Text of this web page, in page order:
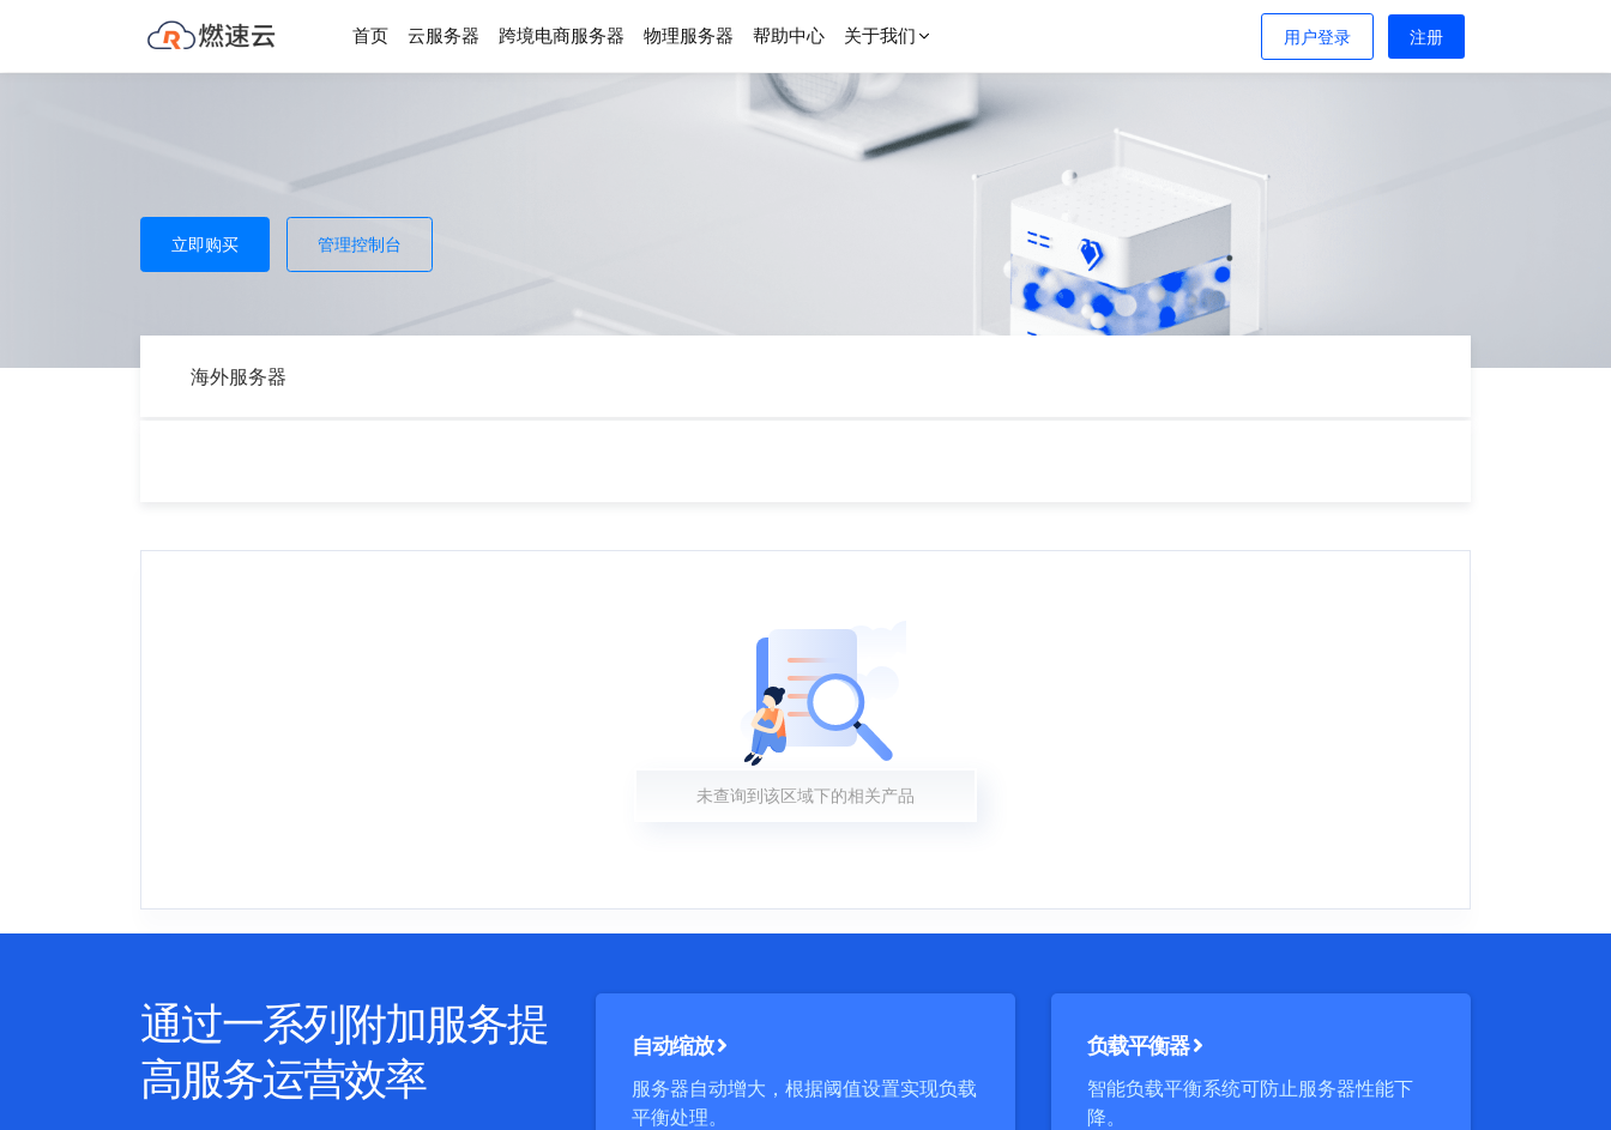
首页 云服务器 跨境电商服务器 物理服务器 帮助中心 关于我们
加盟代理 联系我们
用户登录 注册
立即购买 管理控制台
海外服务器
未查询到该区域下的相关产品
通过一系列附加服务提
高服务运营效率
自动缩放
服务器自动增大，根据阈值设置实现负载
平衡处理。
负载平衡器
智能负载平衡系统可防止服务器性能下
降。